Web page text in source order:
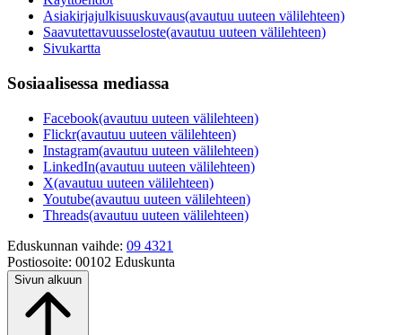
Asiakirjajulkisuuskuvaus(avautuu uuteen välilehteen)
Saavutettavuusseloste(avautuu uuteen välilehteen)
Sivukartta
Sosiaalisessa mediassa
Facebook(avautuu uuteen välilehteen)
Flickr(avautuu uuteen välilehteen)
Instagram(avautuu uuteen välilehteen)
LinkedIn(avautuu uuteen välilehteen)
X(avautuu uuteen välilehteen)
Youtube(avautuu uuteen välilehteen)
Threads(avautuu uuteen välilehteen)
Eduskunnan vaihde: 09 4321
Postiosoite: 00102 Eduskunta
Sivun alkuun